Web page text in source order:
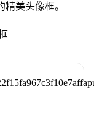
美头像框。